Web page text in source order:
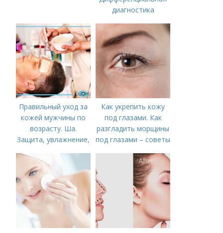
диагностика
Правильный уход за
кожей мужчины по
возрасту. Ша.
Защита, увлажнение,
Как укрепить кожу
под глазами. Как
разгладить морщины
под глазами – советы